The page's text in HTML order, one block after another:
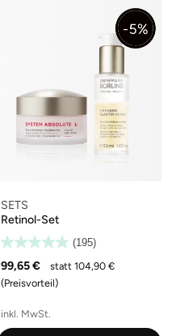
SETS
Retinol-Set
(195)
99,65 €
statt 104,90 €
(Preisvorteil)
inkl. MwSt.